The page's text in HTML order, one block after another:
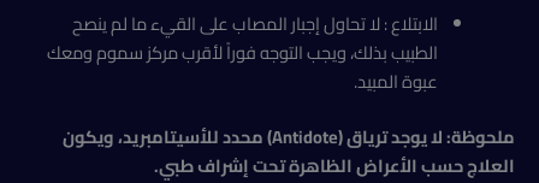
الابتلاع : لا تحاول إجبار المصاب على القيء ما لم ينصح
الطبيب بذلك، ويجب التوجه فوراً لأقرب مركز سموم ومعك
عبوة المبيد.
ملحوظة: لا يوجد ترياق (Antidote) محدد للأسيتامبريد، ويكون
العلاج حسب الأعراض الظاهرة تحت إشراف طبي.